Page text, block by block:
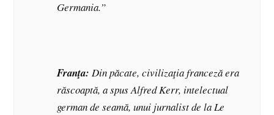
Germania.”
Franţa: Din păcate, civilizaţia franceză era
răscoaptă, a spus Alfred Kerr, intelectual
german de seamă, unui jurnalist de laLe